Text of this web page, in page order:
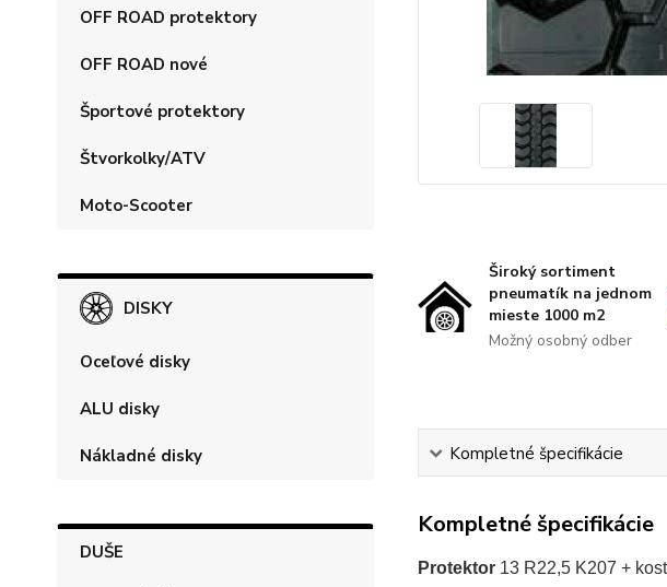
OFF ROAD protektory
OFF ROAD nové
Športové protektory
Štvorkolky/ATV
Moto-Scooter
DISKY
Oceľové disky
ALU disky
Nákladné disky
DUŠE
Široký sortiment
pneumatík na jednom
mieste 1000 m2
Možný osobný odber
Kompletné špecifikácie
Kompletné špecifikácie
Protektor13 R22,5 K207 +